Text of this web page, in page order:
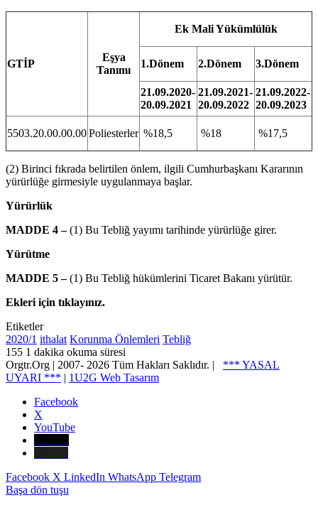
GTİP
Eşya
Tanımı
Ek Mali Yükümlülük
1.Dönem 2.Dönem 3.Dönem
21.09.2020-
20.09.2021
21.09.2021-
20.09.2022
21.09.2022-
20.09.2023
5503.20.00.00.00Poliesterler %18,5 %18 %17,5
(2) Birinci fıkrada belirtilen önlem, ilgili Cumhurbaşkanı Kararının
yürürlüğe girmesiyle uygulanmaya başlar.
Yürürlük
MADDE 4 –(1) Bu Tebliğ yayımı tarihinde yürürlüğe girer.
Yürütme
MADDE 5 –(1) Bu Tebliğ hükümlerini Ticaret Bakanı yürütür.
Ekleri için tıklayınız.
Etiketler
2020/1 ithalat Korunma Önlemleri Tebliğ
155 1 dakika okuma süresi
Orgtr.Org | 2007- 2026 Tüm Hakları Saklıdır. | *** YASAL
UYARI *** | 1U2G Web Tasarım
Facebook
X
YouTube
Facebook X LinkedIn WhatsApp Telegram
Başa dön tuşu